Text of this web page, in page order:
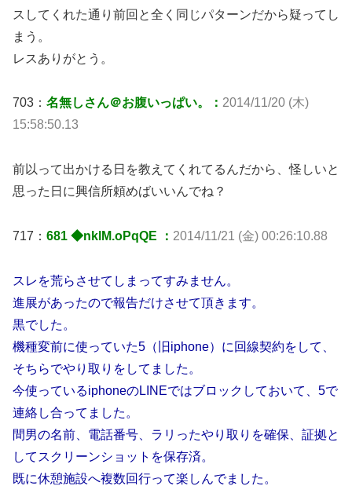
スしてくれた通り前回と全く同じパターンだから疑ってし
まう。
レスありがとう。
703： 名無しさん＠お腹いっぱい。： 2014/11/20 (木)
15:58:50.13
前以って出かける日を教えてくれてるんだから、怪しいと
思った日に興信所頼めばいいんでね？
717： 681 ◆nklM.oPqQE ： 2014/11/21 (金) 00:26:10.88
スレを荒らさせてしまってすみません。
進展があったので報告だけさせて頂きます。
黒でした。
機種変前に使っていた5（旧iphone）に回線契約をして、
そちらでやり取りをしてました。
今使っているiphoneのLINEではブロックしておいて、5で
連絡し合ってました。
間男の名前、電話番号、ラリったやり取りを確保、証拠と
してスクリーンショットを保存済。
既に休憩施設へ複数回行って楽しんでました。